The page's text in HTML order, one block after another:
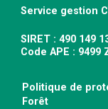
Service gestion
SIRET : 490 149
Code APE : 9499
Politique de
Forêt